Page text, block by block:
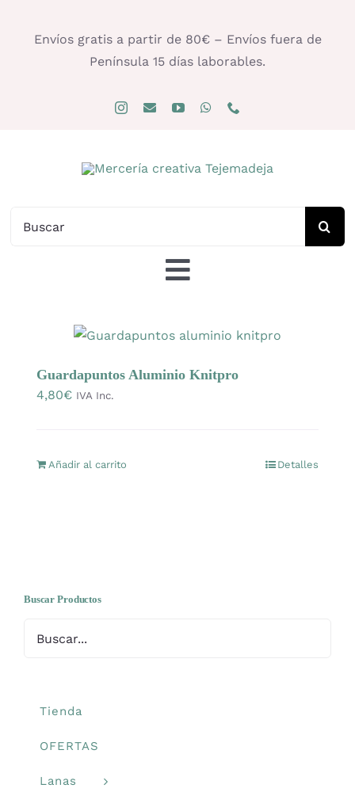
Envíos gratis a partir de 80€ – Envíos fuera de
Península 15 días laborables.
Toggle
OFERTAS
Guardapuntos Aluminio Knitpro
4,80€ IVA Inc.
Añadir al carrito Detalles
Buscar Productos
Tienda
OFERTAS
Lanas